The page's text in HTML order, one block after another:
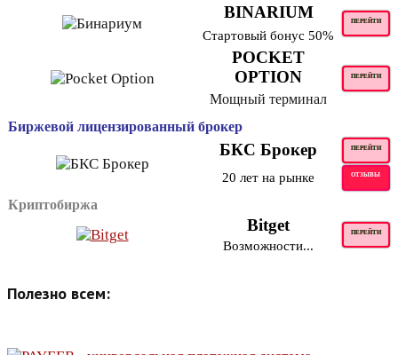
BINARIUM ПЕРЕЙТИ
Стартовый бонус 50%
POCKET
OPTION
ПЕРЕЙТИ
Мощный терминал
Биржевой лицензированный брокер
БКС Брокер ПЕРЕЙТИ
20 лет на рынке ОТЗЫВЫ
Криптобиржа
Bitget ПЕРЕЙТИ
Возможности...
Полезно всем: